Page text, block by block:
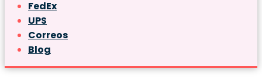
FedEx
UPS
Correos
Blog